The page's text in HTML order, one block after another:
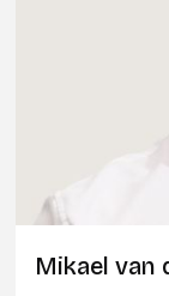
Mikael van